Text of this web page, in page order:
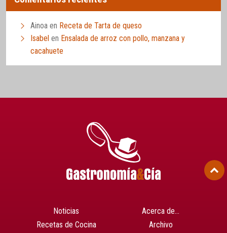
Ainoa en Receta de Tarta de queso
Isabel en Ensalada de arroz con pollo, manzana y
cacahuete
Noticias
Recetas de Cocina
Acerca de…
Archivo